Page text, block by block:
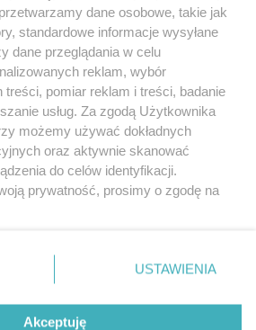
PRYWATNOŚCI HOSTING
RSS FACEBOOK KONTAKT
Nasze serwisy
Muzyka i kultura
Archiwum wydarzeń
Zdjęcia miasta
dane osobowe, takie jak
standardowe informacje wysyłane
dane przeglądania w celu
reklam, wybór
treści, pomiar reklam i treści, badanie
usług. Za zgodą Użytkownika
możemy używać dokładnych
oraz aktywnie skanować
do celów identyfikacji.
prywatność, prosimy o zgodę na
dolnym rogu strony
. Niektóre
USTAWIENIA
Akceptuję